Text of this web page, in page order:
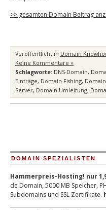
>> gesamten Domain Beitrag
Veröffentlicht in Domain
Keine Kommentare »
Schlagworte: DNS-Domain,
Einträge, Domain-Fishing,
Server, Domain-Umleitung,
DOMAIN SPEZIALISTEN
Hammerpreis-Hosting! nur
de Domain, 5000 MB Speicher,
Subdomains und SSL Zertifikate.